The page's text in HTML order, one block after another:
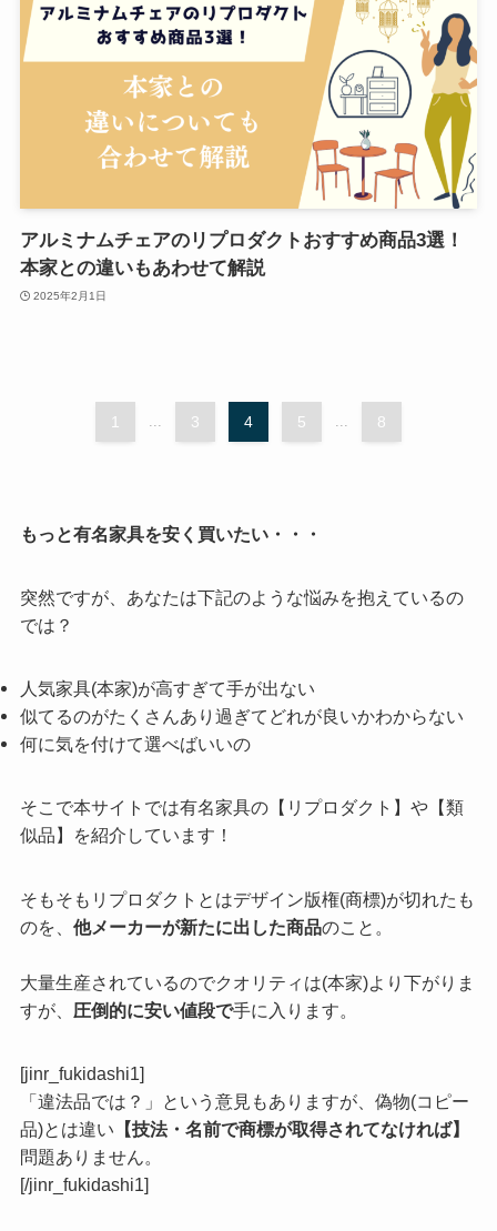
アルミナムチェアのリプロダクトおすすめ商品3選！
本家との違いもあわせて解説
2025年2月1日
1 ... 3 4 5 ... 8
もっと有名家具を安く買いたい・・・
突然ですが、あなたは下記のような悩みを抱えているの
では？
人気家具(本家)が高すぎて手が出ない
似てるのがたくさんあり過ぎてどれが良いかわからない
何に気を付けて選べばいいの
そこで本サイトでは有名家具の【リプロダクト】や【類
似品】を紹介しています！
そもそもリプロダクトとはデザイン版権(商標)が切れたも
のを、 他メーカーが新たに出した商品のこと。
大量生産されているのでクオリティは(本家)より下がりま
すが、 圧倒的に安い値段で手に入ります。
[jinr_fukidashi1]
「違法品では？」という意見もありますが、偽物(コピー
品)とは違い 【技法・名前で商標が取得されてなければ】
問題ありません。
[/jinr_fukidashi1]